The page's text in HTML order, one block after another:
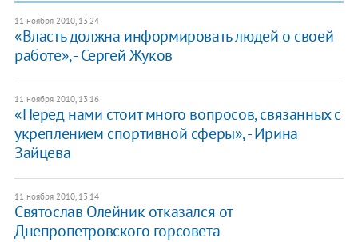
11 ноября 2010, 13:24
«Власть должна информировать людей о своей
работе», - Сергей Жуков
11 ноября 2010, 13:16
«Перед нами стоит много вопросов, связанных с
укреплением спортивной сферы», - Ирина
Зайцева
11 ноября 2010, 13:14
Святослав Олейник отказался от
Днепропетровского горсовета